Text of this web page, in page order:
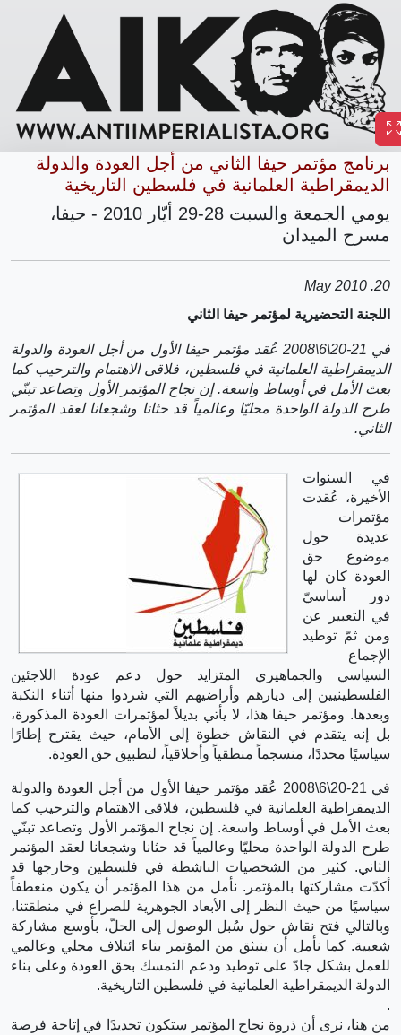
برنامج مؤتمر حيفا الثاني من أجل العودة والدولة
الديمقراطية العلمانية في فلسطين التاريخية
يومي الجمعة والسبت 28-29 أيّار 2010 - حيفا،
مسرح الميدان
20. May 2010
اللجنة التحضيرية لمؤتمر حيفا الثاني
في 21-20\6\2008 عُقد مؤتمر حيفا الأول من أجل العودة والدولة
الديمقراطية العلمانية في فلسطين، فلاقى الاهتمام والترحيب كما
بعث الأمل في أوساط واسعة. إن نجاح المؤتمر الأول وتصاعد تبنّي
طرح الدولة الواحدة محليّا وعالمياً قد حثانا وشجعانا لعقد المؤتمر
الثاني.
في السنوات
الأخيرة، عُقدت
مؤتمرات
عديدة حول
موضوع حق
العودة كان لها
دور أساسيّ
في التعبير عن
ومن ثمّ توطيد
الإجماع
السياسي والجماهيري المتزايد حول دعم عودة اللاجئين
الفلسطينيين إلى ديارهم وأراضيهم التي شردوا منها أثناء النكبة
وبعدها. ومؤتمر حيفا هذا، لا يأتي بديلاً لمؤتمرات العودة المذكورة،
بل إنه يتقدم في النقاش خطوة إلى الأمام، حيث يقترح إطارًا
سياسيًا محددًا، منسجماً منطقياً وأخلاقياً، لتطبيق حق العودة.
في 21-20\6\2008 عُقد مؤتمر حيفا الأول من أجل العودة والدولة
الديمقراطية العلمانية في فلسطين، فلاقى الاهتمام والترحيب كما
بعث الأمل في أوساط واسعة. إن نجاح المؤتمر الأول وتصاعد تبنّي
طرح الدولة الواحدة محليّا وعالمياً قد حثانا وشجعانا لعقد المؤتمر
الثاني. كثير من الشخصيات الناشطة في فلسطين وخارجها قد
أكدّت مشاركتها بالمؤتمر. نأمل من هذا المؤتمر أن يكون منعطفاً
سياسيًا من حيث النظر إلى الأبعاد الجوهرية للصراع في منطقتنا،
وبالتالي فتح نقاش حول سُبل الوصول إلى الحلّ، بأوسع مشاركة
شعبية. كما نأمل أن ينبثق من المؤتمر بناء ائتلاف محلي وعالمي
للعمل بشكل جادّ على توطيد ودعم التمسك بحق العودة وعلى بناء
الدولة الديمقراطية العلمانية في فلسطين التاريخية.
.
من هنا، نرى أن ذروة نجاح المؤتمر ستكون تحديدًا في إتاحة فرصة